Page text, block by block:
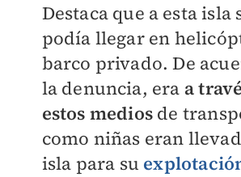
Destaca que a esta isla
podía llegar en
barco privado. De
la denuncia, era a
estos mediosde
como niñas eran
isla para su